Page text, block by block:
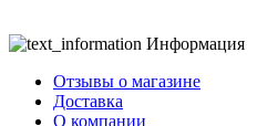
Информация
Отзывы о магазине
Доставка
О компании